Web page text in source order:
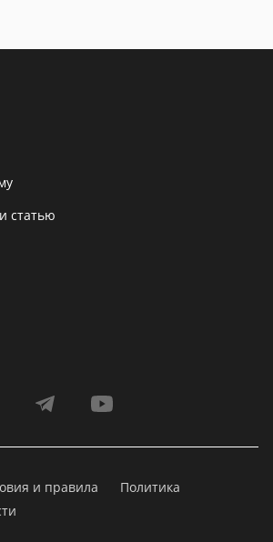
статью
и правила
Политика